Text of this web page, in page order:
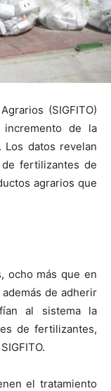
(SIGFITO)
de la
Los datos revelan
fertilizantes de
agrarios que
ocho más que en
de adherir
al sistema la
de fertilizantes,
el tratamiento